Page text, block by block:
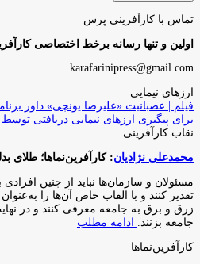
تماس با کارآفرینی پرس
اولین و تنها رسانه برخط اختصاصی
karafarinipress@gmail.com
ارزهای نیمایی
فیلم | عصبانیت «علیرضا یونچی» داور
برای پیگیری ارزهای نیمایی دریافتی
نقاب کارآفرینی
محمدعلی نژادیان: کارآفرین‌نماها؛ طلای
مسئولان و سازمان‌ها نباید از چنین
تقدیر کنند و با القاب خاص آ‌ن‌ها را
زرق و برق به جامعه معرفی کنند و در
جامعه بزنند.
ادامه مطلب
کارآفرین‌نماها